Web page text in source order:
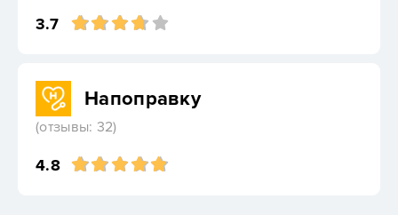
3.7
Напоправку
(отзывы: 32)
4.8